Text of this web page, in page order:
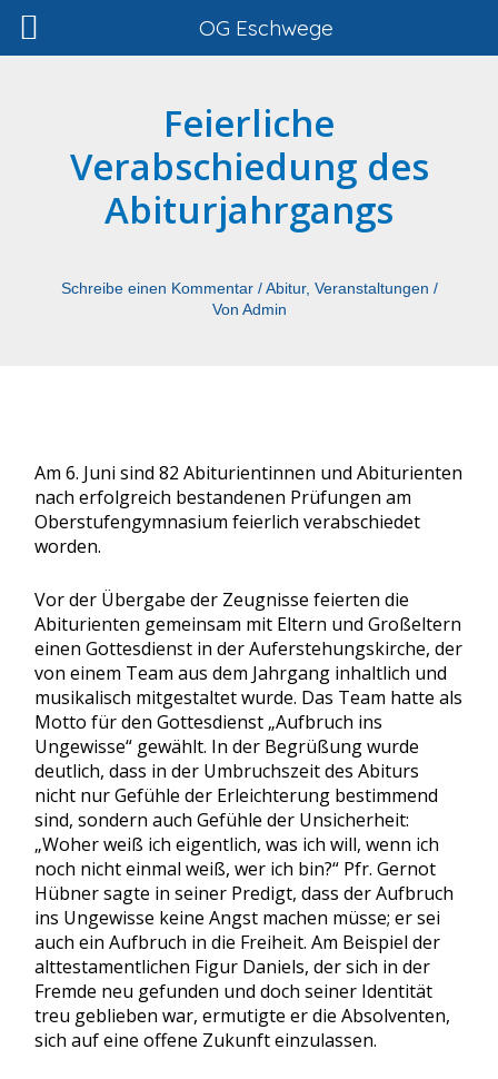
Inhalt
springen
Feierliche
Verabschiedung des
Abiturjahrgangs
Schreibe einen Kommentar / Abitur, Veranstaltungen /
Von Admin
Am 6. Juni sind 82 Abiturientinnen und Abiturienten
nach erfolgreich bestandenen Prüfungen am
Oberstufengymnasium feierlich verabschiedet
worden.
Vor der Übergabe der Zeugnisse feierten die
Abiturienten gemeinsam mit Eltern und Großeltern
einen Gottesdienst in der Auferstehungskirche, der
von einem Team aus dem Jahrgang inhaltlich und
musikalisch mitgestaltet wurde. Das Team hatte als
Motto für den Gottesdienst „Aufbruch ins
Ungewisse“ gewählt. In der Begrüßung wurde
deutlich, dass in der Umbruchszeit des Abiturs
nicht nur Gefühle der Erleichterung bestimmend
sind, sondern auch Gefühle der Unsicherheit:
„Woher weiß ich eigentlich, was ich will, wenn ich
noch nicht einmal weiß, wer ich bin?“ Pfr. Gernot
Hübner sagte in seiner Predigt, dass der Aufbruch
ins Ungewisse keine Angst machen müsse; er sei
auch ein Aufbruch in die Freiheit. Am Beispiel der
alttestamentlichen Figur Daniels, der sich in der
Fremde neu gefunden und doch seiner Identität
treu geblieben war, ermutigte er die Absolventen,
sich auf eine offene Zukunft einzulassen.
OG Eschwege